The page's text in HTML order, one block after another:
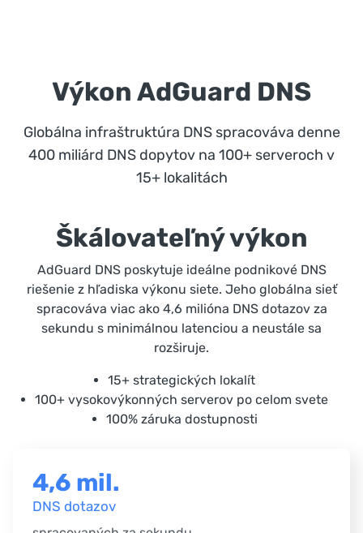
Výkon AdGuard DNS
Globálna infraštruktúra DNS spracováva denne
400 miliárd DNS dopytov na 100+ serveroch v
15+ lokalitách
Škálovateľný výkon
AdGuard DNS poskytuje ideálne podnikové DNS
riešenie z hľadiska výkonu siete. Jeho globálna sieť
spracováva viac ako 4,6 milióna DNS dotazov za
sekundu s minimálnou latenciou a neustále sa
rozširuje.
15+ strategických lokalít
100+ vysokovýkonných serverov po celom svete
100% záruka dostupnosti
4,6 mil.
DNS dotazov